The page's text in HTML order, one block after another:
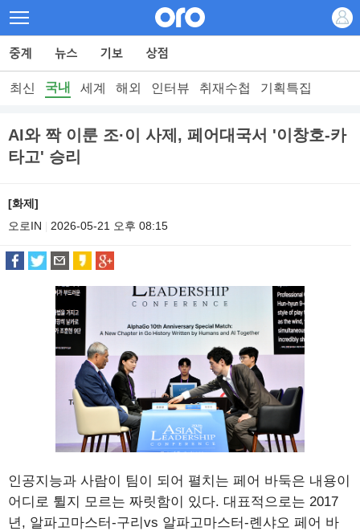
최신 국내 세계 해외 인터뷰 취재수첩 기획특집
AI와 짝 이룬 조·이 사제, 페어대국서 '이창호-카
타고' 승리
[화제]
오로IN
2026-05-21 오후 08:15
인공지능과 사람이 팀이 되어 펼치는 페어 바둑은 내용이
어디로 튈지 모르는 짜릿함이 있다. 대표적으로는 2017
년, 알파고마스터-구리vs 알파고마스터-롄샤오 페어 바